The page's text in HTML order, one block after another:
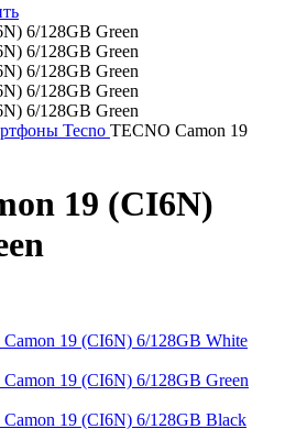
Tecno TECNO Camon 19
19 (CI6N)